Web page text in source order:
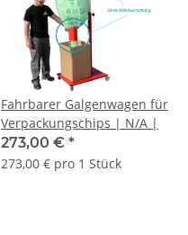
Fahrbarer Galgenwagen für
Verpackungschips | N/A |
273,00 € *
273,00 € pro 1 Stück